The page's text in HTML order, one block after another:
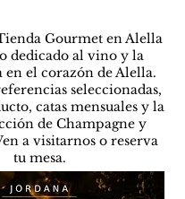
Gourmet en Alella
dedicado al vino y la
en el corazón de Alella.
seleccionadas,
catas mensuales y la
de Champagne y
a visitarnos o reserva
tu mesa.